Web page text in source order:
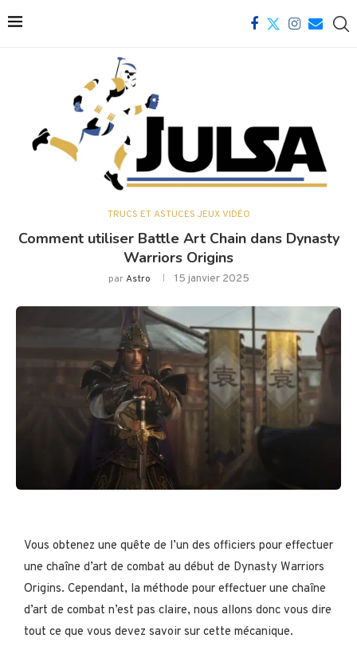
TRUCS ET ASTUCES JEUX VIDÉO
Comment utiliser Battle Art Chain dans Dynasty
Warriors Origins
parAstro 15 janvier 2025
Vous obtenez une quête de l’un des officiers pour effectuer
une chaîne d’art de combat au début de Dynasty Warriors
Origins. Cependant, la méthode pour effectuer une chaîne
d’art de combat n’est pas claire, nous allons donc vous dire
tout ce que vous devez savoir sur cette mécanique.